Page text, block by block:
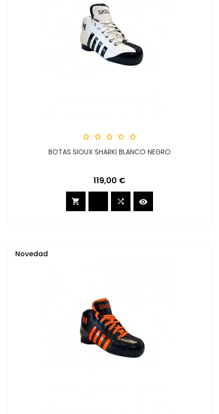
    
BOTAS SIOUX SHARKI BLANCO NEGRO
Precio
119,00 €
  
Novedad